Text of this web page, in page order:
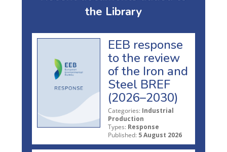
the Library
EEB response
to the review
of the Iron and
Steel BREF
(2026–2030)
Categories: Industrial
Production
Types: Response
Published: 5 August 2026